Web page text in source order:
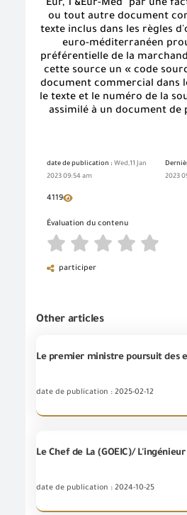
"Eur, 1 &Eur-Med" par une
ou tout autre document
texte inclus dans les règles
euro-méditerranéen
préférentielle de la
cette source un « code
document commercial dans
le texte et le numéro de la
assimilé à un document de
date de publication : Wed,11 Jan
2023 09:54 am
2023
4119
Évaluation du contenu
participer
Other articles
date de publication : 2025-02-12
date de publication : 2024-10-25